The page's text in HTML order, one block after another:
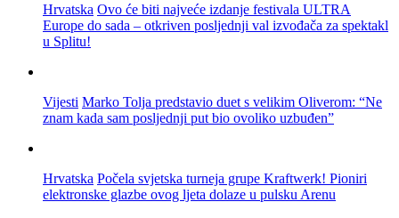
Hrvatska Ovo će biti najveće izdanje festivala ULTRA
Europe do sada – otkriven posljednji val izvođača za spektakl
u Splitu!
Vijesti Marko Tolja predstavio duet s velikim Oliverom: “Ne
znam kada sam posljednji put bio ovoliko uzbuđen”
Hrvatska Počela svjetska turneja grupe Kraftwerk! Pioniri
elektronske glazbe ovog ljeta dolaze u pulsku Arenu